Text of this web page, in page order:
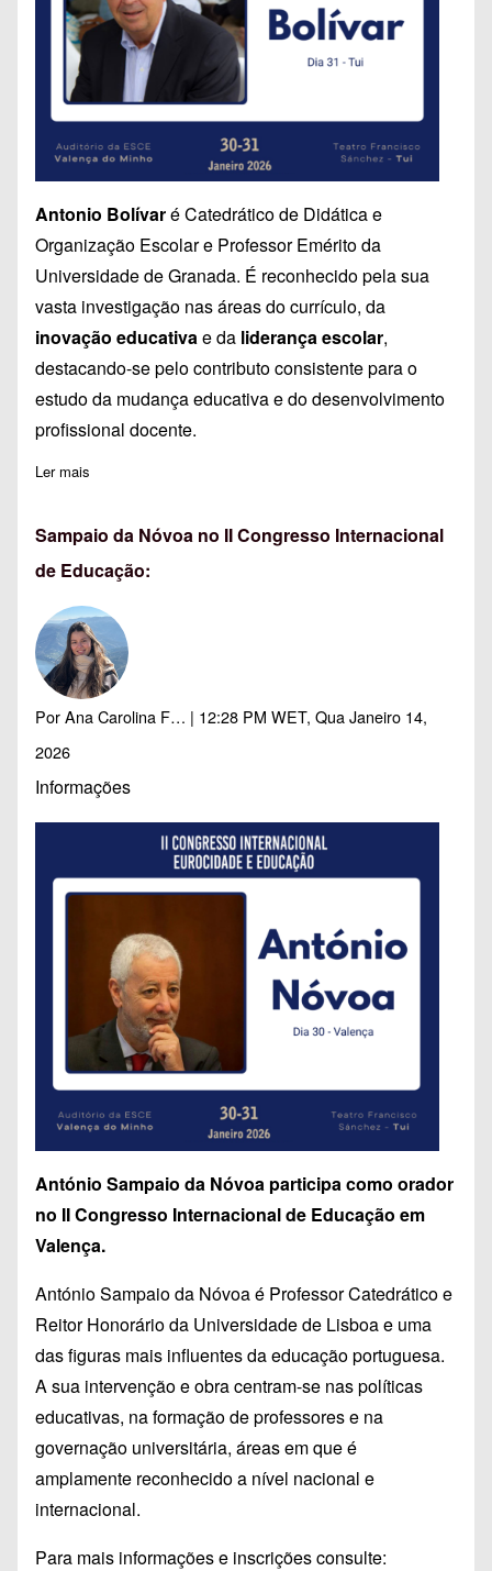
Antonio Bolívaré Catedrático de Didática e
Organização Escolar e Professor Emérito da
Universidade de Granada. É reconhecido pela sua
vasta investigação nas áreas do currículo, da
inovação educativa e da liderança escolar,
destacando-se pelo contributo consistente para o
estudo da mudança educativa e do desenvolvimento
profissional docente.
Ler mais
Sampaio da Nóvoa no II Congresso Internacional
de Educação:
PorAna Carolina F… | 12:28 PM WET, Qua Janeiro 14,
2026
Informações
António Sampaio da Nóvoa participa como orador
no II Congresso Internacional de Educação em
Valença.
António Sampaio da Nóvoa é Professor Catedrático e
Reitor Honorário da Universidade de Lisboa e uma
das figuras mais influentes da educação portuguesa.
A sua intervenção e obra centram-se nas políticas
educativas, na formação de professores e na
governação universitária, áreas em que é
amplamente reconhecido a nível nacional e
internacional.
Para mais informações e inscrições consulte: